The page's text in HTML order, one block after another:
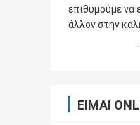
επιθυμούμε να
άλλον στην
ΕΊΜΑΙ